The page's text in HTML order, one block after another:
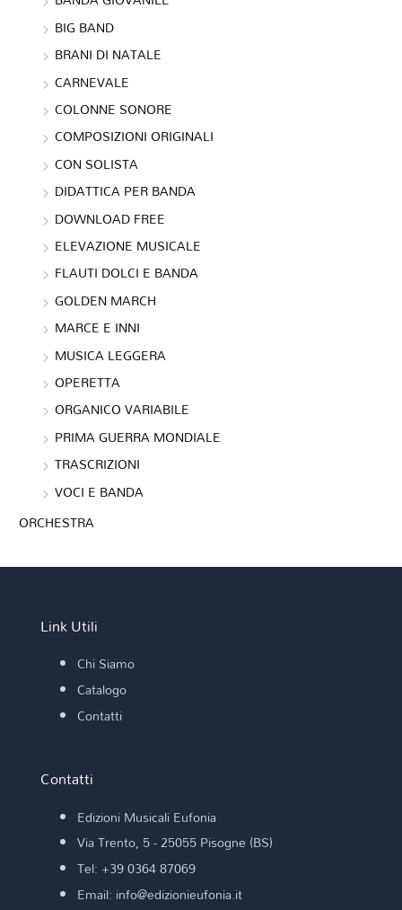
BIG BAND
BRANI DI NATALE
CARNEVALE
COLONNE SONORE
COMPOSIZIONI ORIGINALI
CON SOLISTA
DIDATTICA PER BANDA
DOWNLOAD FREE
ELEVAZIONE MUSICALE
FLAUTI DOLCI E BANDA
GOLDEN MARCH
MARCE E INNI
MUSICA LEGGERA
OPERETTA
ORGANICO VARIABILE
PRIMA GUERRA MONDIALE
TRASCRIZIONI
VOCI E BANDA
ORCHESTRA
Link Utili
Chi Siamo
Catalogo
Contatti
Contatti
Edizioni Musicali Eufonia
Via Trento, 5 - 25055 Pisogne (BS)
Tel: +39 0364 87069
Email: info@edizionieufonia.it